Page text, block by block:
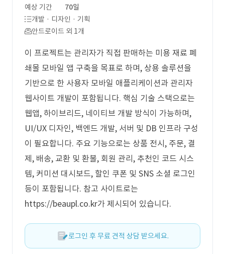
예상 기간
70일
개발 · 디자인 · 기획
안드로이드 외 1개
이 프로젝트는 관리자가 직접 판매하는 미용 재료 폐
쇄몰 모바일 앱 구축을 목표로 하며, 상용 솔루션을
기반으로 한 사용자 모바일 애플리케이션과 관리자
웹사이트 개발이 포함됩니다. 핵심 기술 스택으로는
웹앱, 하이브리드, 네이티브 개발 방식이 가능하며,
UI/UX 디자인, 백엔드 개발, 서버 및 DB 인프라 구성
이 필요합니다. 주요 기능으로는 상품 전시, 주문, 결
제, 배송, 교환 및 환불, 회원 관리, 추천인 코드 시스
템, 커미션 대시보드, 할인 쿠폰 및 SNS 소셜 로그인
등이 포함됩니다. 참고 사이트로는
https://beaupl.co.kr가 제시되어 있습니다.
로그인 후 무료 견적 상담 받으세요.